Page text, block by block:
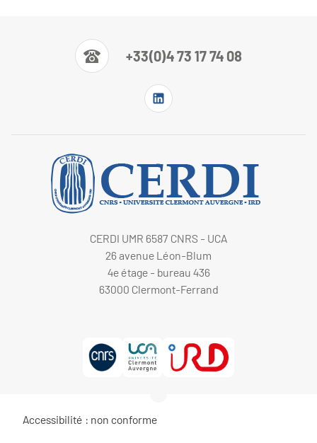
+33(0)4 73 17 74 08
CERDI UMR 6587 CNRS - UCA
26 avenue Léon-Blum
4e étage - bureau 436
63000 Clermont-Ferrand
Accessibilité : non conforme